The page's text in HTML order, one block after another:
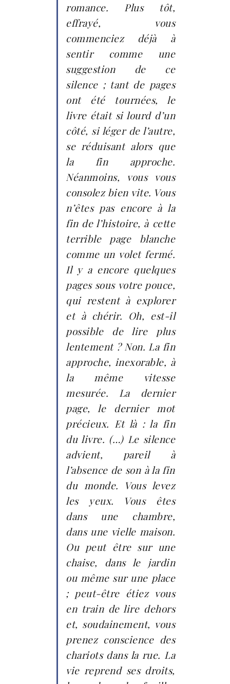
romance. Plus tôt,
effrayé, vous
commenciez déjà à
sentir comme une
suggestion de ce
silence ; tant de pages
ont été tournées, le
livre était si lourd d’un
côté, si léger de l’autre,
se réduisant alors que
la fin approche.
Néanmoins, vous vous
consolez bien vite. Vous
n’êtes pas encore à la
fin de l’histoire, à cette
terrible page blanche
comme un volet fermé.
Il y a encore quelques
pages sous votre pouce,
qui restent à explorer
et à chérir. Oh, est-il
possible de lire plus
lentement ? Non. La fin
approche, inexorable, à
la même vitesse
mesurée. La dernier
page, le dernier mot
précieux. Et là : la fin
du livre. (…) Le silence
advient, pareil à
l’absence de son à la fin
du monde. Vous levez
les yeux. Vous êtes
dans une chambre,
dans une vielle maison.
Ou peut être sur une
chaise, dans le jardin
ou même sur une place
; peut-être étiez vous
en train de lire dehors
et, soudainement, vous
prenez conscience des
chariots dans la rue. La
vie reprend ses droits,